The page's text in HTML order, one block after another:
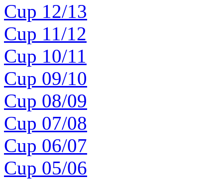
Cup 12/13
Cup 11/12
Cup 10/11
Cup 09/10
Cup 08/09
Cup 07/08
Cup 06/07
Cup 05/06